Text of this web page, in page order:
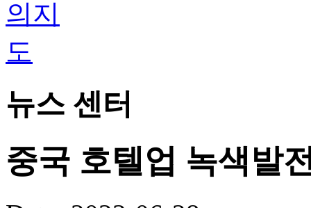
뉴스 센터
중국 호텔업 녹색발